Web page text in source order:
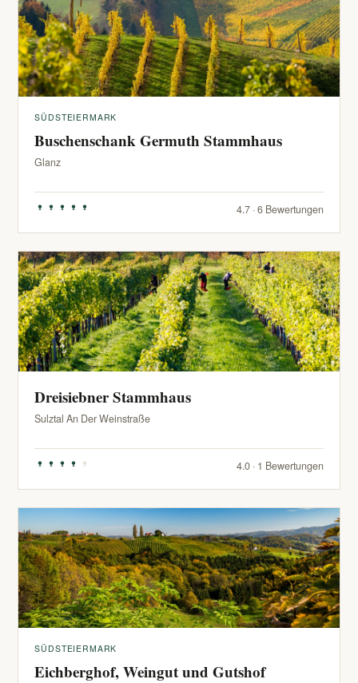
SÜDSTEIERMARK
Buschenschank Germuth Stammhaus
Glanz
4.7 · 6 Bewertungen
Dreisiebner Stammhaus
Sulztal An Der Weinstraße
4.0 · 1 Bewertungen
SÜDSTEIERMARK
Eichberghof, Weingut und Gutshof